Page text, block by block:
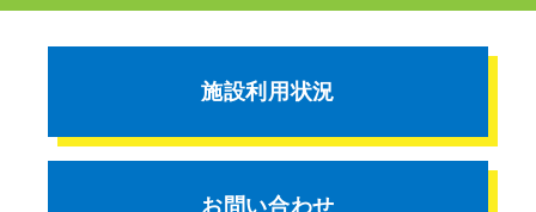
施設利用状況
お問い合わせ